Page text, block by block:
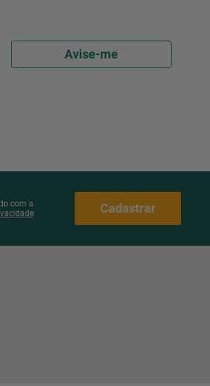
Avise-me
com a
Cadastrar